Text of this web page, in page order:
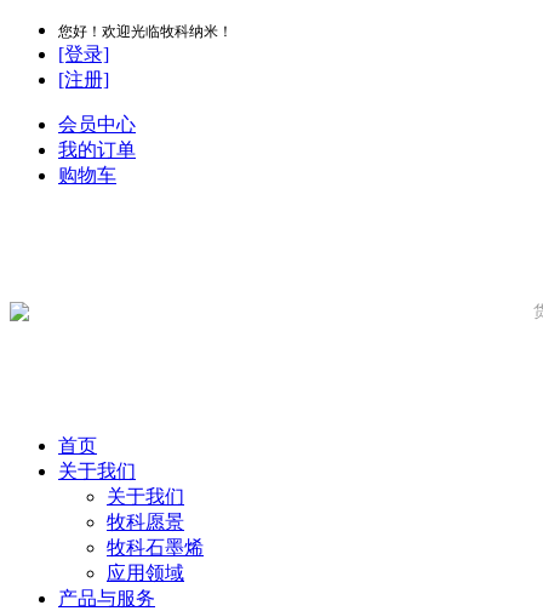
您好！欢迎光临牧科纳米！
[登录]
[注册]
会员中心
我的订单
购物车
首页
关于我们
关于我们
牧科愿景
牧科石墨烯
应用领域
产品与服务